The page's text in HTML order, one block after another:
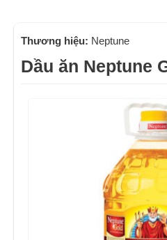
Thương hiệu: Neptune
Dầu ăn Neptune